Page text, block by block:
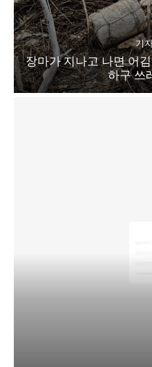
기
장마가 지나고 나면 어
하구 쓰